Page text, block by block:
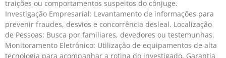
traições ou comportamentos suspeitos do cônjuge.
Investigação Empresarial: Levantamento de informações para
prevenir fraudes, desvios e concorrência desleal. Localização
de Pessoas: Busca por familiares, devedores ou testemunhas.
Monitoramento Eletrônico: Utilização de equipamentos de alta
tecnologia para acompanhar a rotina do investigado. Garantia